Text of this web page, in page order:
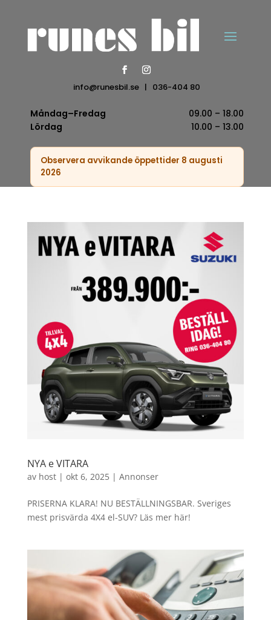
info@runesbil.se | 036-404 80
Måndag–Fredag
09.00 – 18.00
Lördag
10.00 – 13.00
Observera avvikande öppettider 8 augusti
2026
NYA e VITARA
av host| okt 6, 2025| Annonser
PRISERNA KLARA! NU BESTÄLLNINGSBAR. Sveriges
mest prisvärda 4X4 el-SUV? Läs mer här!